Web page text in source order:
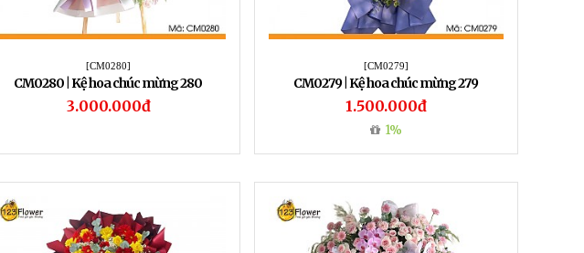
[CM0280]
CM0280 | Kệ hoa chúc mừng 280
3.000.000đ
[CM0279]
CM0279 | Kệ hoa chúc mừng 279
1.500.000đ
1%